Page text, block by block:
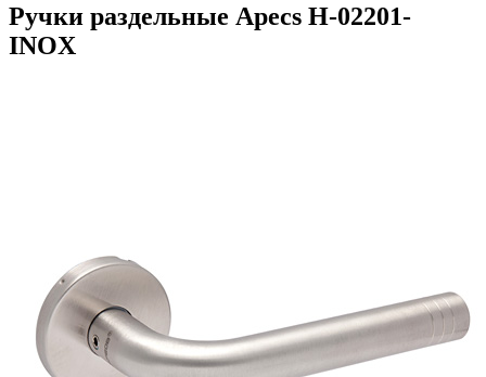
Ручки раздельные Apecs H-02201-
INOX